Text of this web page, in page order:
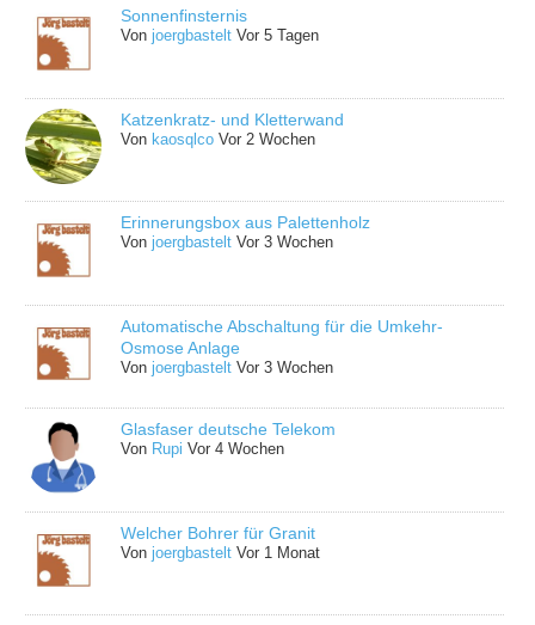
Sonnenfinsternis
Vonjoergbastelt Vor 5 Tagen
Katzenkratz- und Kletterwand
Vonkaosqlco Vor 2 Wochen
Erinnerungsbox aus Palettenholz
Vonjoergbastelt Vor 3 Wochen
Automatische Abschaltung für die Umkehr-
Osmose Anlage
Vonjoergbastelt Vor 3 Wochen
Glasfaser deutsche Telekom
Von Rupi Vor 4 Wochen
Welcher Bohrer für Granit
Vonjoergbastelt Vor 1 Monat